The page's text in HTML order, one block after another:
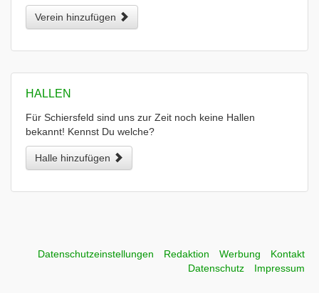
Verein hinzufügen
HALLEN
Für Schiersfeld sind uns zur Zeit noch keine Hallen
bekannt! Kennst Du welche?
Halle hinzufügen
Datenschutzeinstellungen Redaktion Werbung
Kontakt
Datenschutz
Impressum